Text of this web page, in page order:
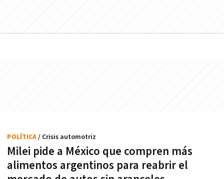
Milei pide a México que compren más
alimentos argentinos para reabrir el
POLÍTICA/ Crisis automotriz